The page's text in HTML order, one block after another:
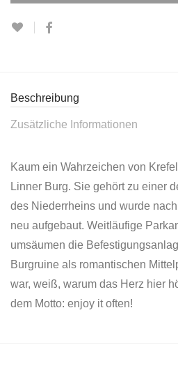
Beschreibung
Zusätzliche Informationen
Kaum ein Wahrzeichen von
Linner Burg. Sie gehört zu einer
des Niederrheins und wurde
neu aufgebaut. Weitläufige
umsäumen die
Burgruine als romantischen
war, weiß, warum das Herz hier
dem Motto: enjoy it often!